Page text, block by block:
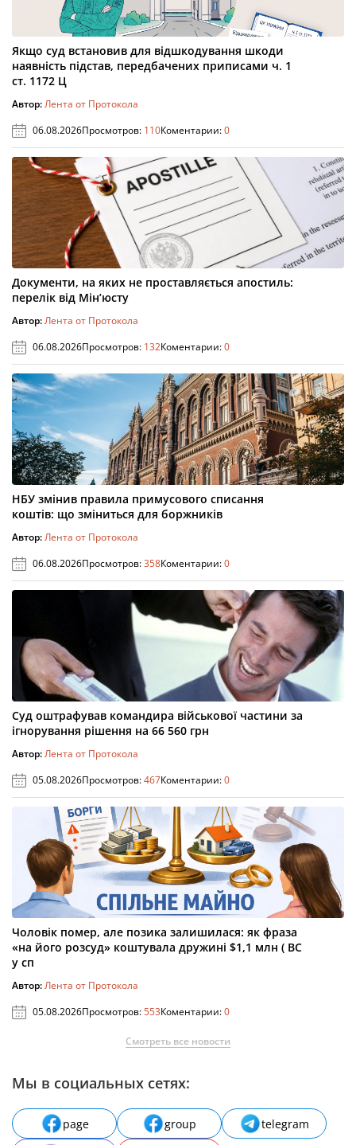
Якщо суд встановив для відшкодування шкоди
наявність підстав, передбачених приписами ч. 1
ст. 1172 Ц
Автор:Лента от Протокола
06.08.2026Просмотров: 110Коментарии:0
Документи, на яких не проставляється апостиль:
перелік від Мін’юсту
Автор:Лента от Протокола
06.08.2026Просмотров: 132Коментарии:0
НБУ змінив правила примусового списання
коштів: що зміниться для боржників
Автор:Лента от Протокола
06.08.2026Просмотров:358Коментарии:0
Суд оштрафував командира військової частини за
ігнорування рішення на 66 560 грн
Автор:Лента от Протокола
05.08.2026Просмотров:467Коментарии:0
Чоловік помер, але позика залишилася: як фраза
«на його розсуд» коштувала дружині $1,1 млн ( ВС
у сп
Автор:Лента от Протокола
05.08.2026Просмотров:553Коментарии:0
Смотреть все новости
Мы в социальных сетях:
page group
telegram